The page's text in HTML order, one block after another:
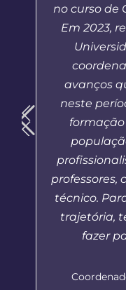
no curso de
Em 2023,
avanços
neste
professores,
técnico.
trajetória,
fazer